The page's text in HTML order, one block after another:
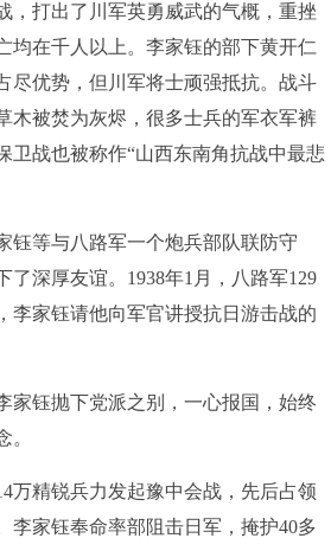
打出了川军英勇威武的气概，重挫
均在千人以上。李家钰的部下黄开仁
尽优势，但川军将士顽强抵抗。战斗
木被焚为灰烬，很多士兵的军衣军裤
卫战也被称作“山西东南角抗战中最悲
等与八路军一个炮兵部队联防守
了深厚友谊。1938年1月，八路军129
李家钰请他向军官讲授抗日游击战的
钰抛下党派之别，一心报国，始终
。
精锐兵力发起豫中会战，先后占领
李家钰奉命率部阻击日军，掩护40多